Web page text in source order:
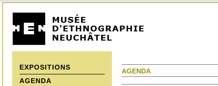
EXPOSITIONS
AGENDA
AGENDA